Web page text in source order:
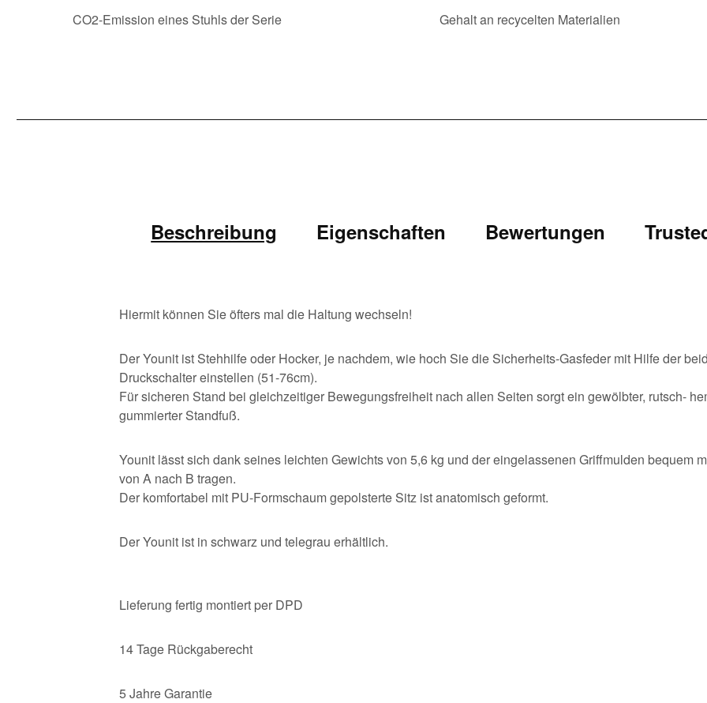
CO2-Emission eines Stuhls der Serie Gehalt an recycelten Materialien
Beschreibung Eigenschaften Bewertungen
Hiermit können Sie öfters mal die Haltung wechseln!
Der Younit ist Stehhilfe oder Hocker, je nachdem, wie hoch Sie die Sicherheits-Gasfeder mit Hilfe der
Druckschalter einstellen (51-76cm).
Für sicheren Stand bei gleichzeitiger Bewegungsfreiheit nach allen Seiten sorgt ein gewölbter, rutsch-
gummierter Standfuß.
Younit lässt sich dank seines leichten Gewichts von 5,6 kg und der eingelassenen Griffmulden bequem
von A nach B tragen.
Der komfortabel mit PU-Formschaum gepolsterte Sitz ist anatomisch geformt.
Der Younit ist in schwarz und telegrau erhältlich.
Lieferung fertig montiert per DPD
14 Tage Rückgaberecht
5 Jahre Garantie